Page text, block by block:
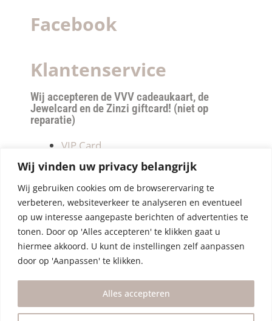
Wij vinden uw privacy belangrijk
Wij gebruiken cookies om de browserervaring te
verbeteren, websiteverkeer te analyseren en eventueel
op uw interesse aangepaste berichten of advertenties te
tonen. Door op 'Alles accepteren' te klikken gaat u
hiermee akkoord. U kunt de instellingen zelf aanpassen
door op 'Aanpassen' te klikken.
Alles accepteren
Facebook
Klantenservice
Wij accepteren de VVV cadeaukaart, de
Jewelcard en de Zinzi giftcard! (niet op
reparatie)
VIP Card
Retourneren
Betalen & verzendkosten
Privacy Policy
Algemene Voorwaarden